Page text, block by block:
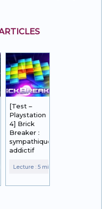
[Test –
Playstation
4] Brick
Breaker :
sympathiquement
addictif